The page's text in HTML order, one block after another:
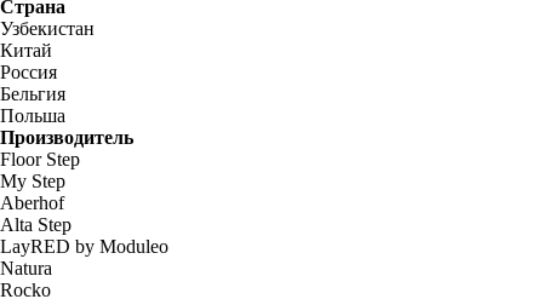
Страна
Узбекистан
Китай
Россия
Бельгия
Польша
Производитель
Floor Step
My Step
Aberhof
Alta Step
LayRED by Moduleo
Natura
Rocko